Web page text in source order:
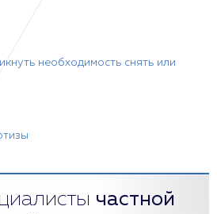
необходимость снять или
частной